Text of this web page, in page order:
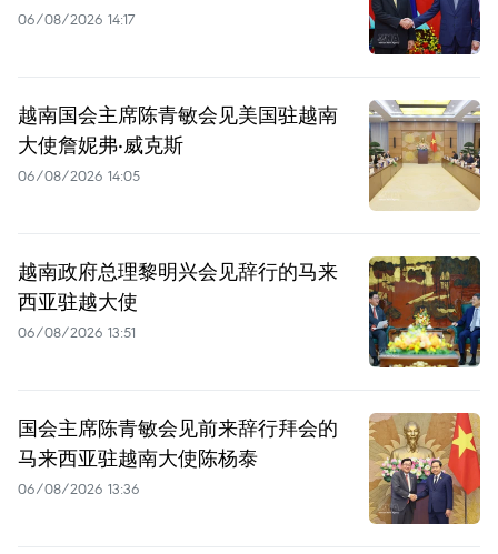
06/08/2026 14:17
越南国会主席陈青敏会见美国驻越南
大使詹妮弗·威克斯
06/08/2026 14:05
越南政府总理黎明兴会见辞行的马来
西亚驻越大使
06/08/2026 13:51
国会主席陈青敏会见前来辞行拜会的
马来西亚驻越南大使陈杨泰
06/08/2026 13:36